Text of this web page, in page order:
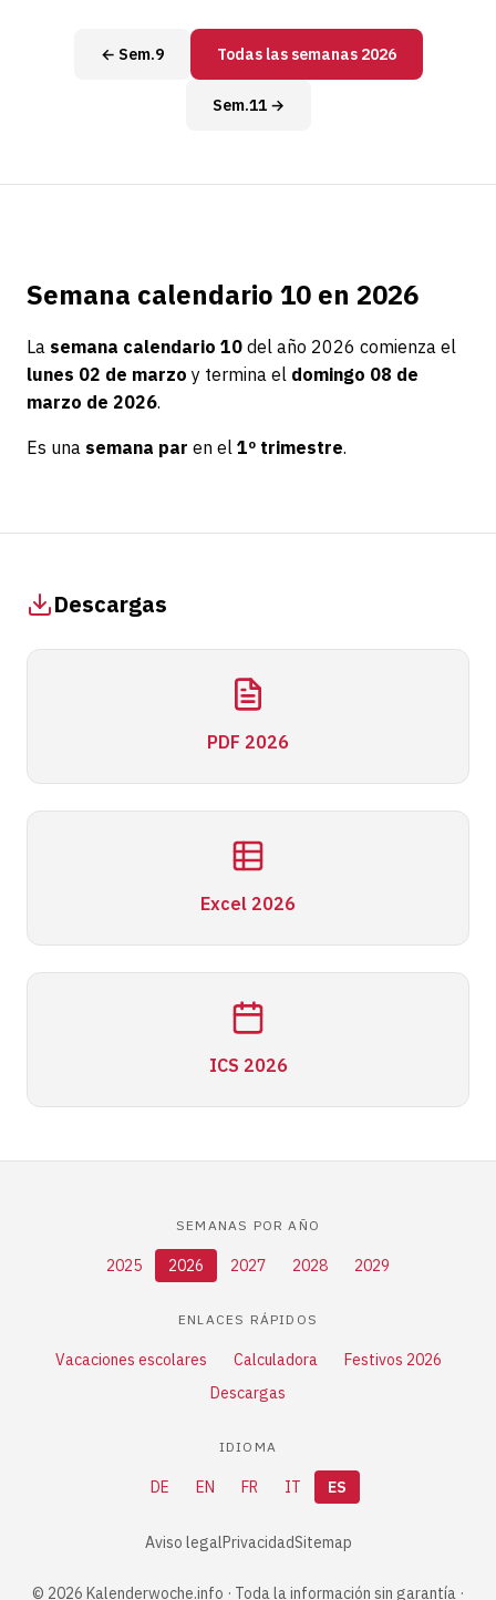
← Sem.9 Todas las semanas 2026
Sem.11 →
Semana calendario 10 en 2026
La semana calendario 10 del año 2026 comienza el
lunes 02 de marzo y termina el domingo 08 de
marzo de 2026.
Es una semana par en el 1º trimestre.
Descargas
PDF 2026
Excel 2026
ICS 2026
SEMANAS POR AÑO
2025 2026 2027 2028 2029
ENLACES RÁPIDOS
Vacaciones escolares Calculadora
Festivos 2026
Descargas
IDIOMA
DE EN FR IT ES
Aviso legalPrivacidadSitemap
© 2026 Kalenderwoche.info · Toda la información sin garantía ·